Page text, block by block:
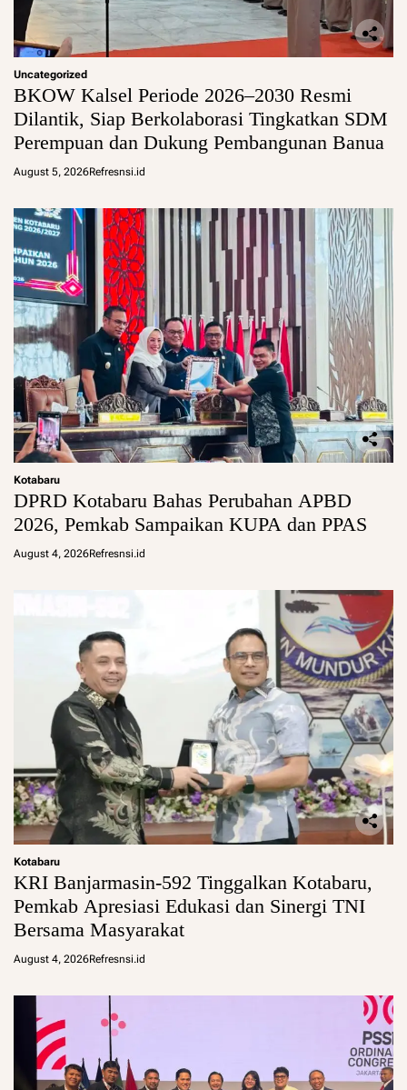
Uncategorized
BKOW Kalsel Periode 2026–2030 Resmi
Dilantik, Siap Berkolaborasi Tingkatkan SDM
Perempuan dan Dukung Pembangunan Banua
August 5, 2026Refresnsi.id
Kotabaru
DPRD Kotabaru Bahas Perubahan APBD
2026, Pemkab Sampaikan KUPA dan PPAS
August 4, 2026Refresnsi.id
Kotabaru
KRI Banjarmasin-592 Tinggalkan Kotabaru,
Pemkab Apresiasi Edukasi dan Sinergi TNI
Bersama Masyarakat
August 4, 2026Refresnsi.id